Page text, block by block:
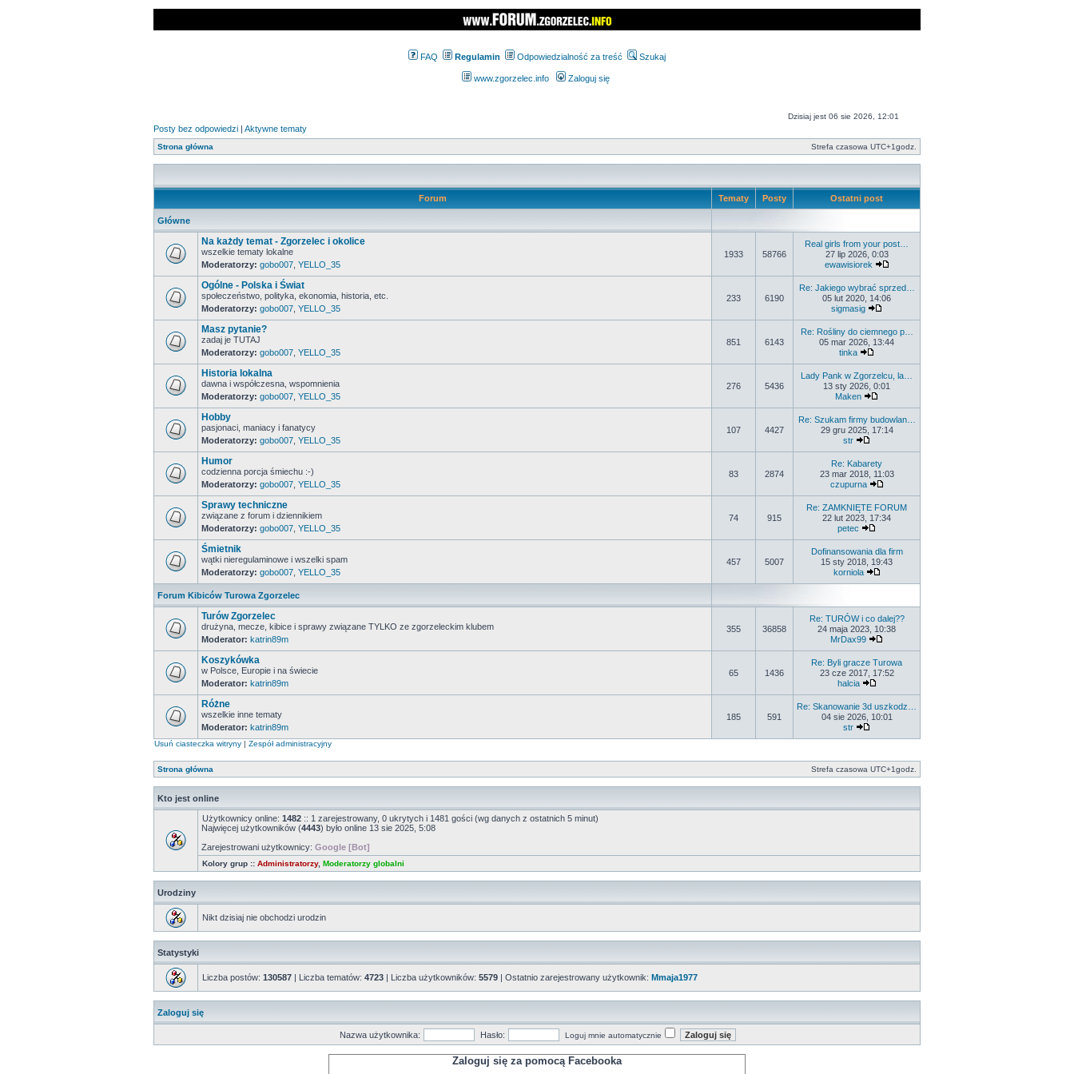
FAQ Regulamin Odpowiedzialność za treść Szukaj
www.zgorzelec.info Zaloguj się
Dzisiaj jest 06 sie 2026, 12:01
Posty bez odpowiedzi | Aktywne tematy
Strona główna Strefa czasowa UTC+1godz.
Forum Tematy Posty Ostatni post
Główne
Na każdy temat - Zgorzelec i okolice
wszelkie tematy lokalne
Moderatorzy: gobo007 YELLO_35
1933 58766
Real girls from your post…
27 lip 2026, 0:03
ewawisiorek
Ogólne - Polska i Świat
społeczeństwo, polityka, ekonomia, historia, etc.
Moderatorzy: gobo007 YELLO_35
233 6190
Re: Jakiego wybrać sprzed…
05 lut 2020, 14:06
sigmasig
Masz pytanie?
zadaj je TUTAJ
Moderatorzy: gobo007 YELLO_35
851 6143
Re: Rośliny do ciemnego p…
05 mar 2026, 13:44
tinka
Historia lokalna
dawna i współczesna, wspomnienia
Moderatorzy: gobo007 YELLO_35
276 5436
Lady Pank w Zgorzelcu, la…
13 sty 2026, 0:01
Maken
Hobby
pasjonaci, maniacy i fanatycy
Moderatorzy: gobo007 YELLO_35
107 4427
Re: Szukam firmy budowlan…
29 gru 2025, 17:14
str
Humor
codzienna porcja śmiechu :-)
Moderatorzy: gobo007 YELLO_35
83 2874
Re: Kabarety
23 mar 2018, 11:03
czupurna
Sprawy techniczne
związane z forum i dziennikiem
Moderatorzy: gobo007 YELLO_35
74 915
Re: ZAMKNIĘTE FORUM
22 lut 2023, 17:34
petec
Śmietnik
wątki nieregulaminowe i wszelki spam
Moderatorzy: gobo007 YELLO_35
457 5007
Dofinansowania dla firm
15 sty 2018, 19:43
korniola
Forum Kibiców Turowa Zgorzelec
Turów Zgorzelec
drużyna, mecze, kibice i sprawy związane TYLKO ze zgorzeleckim klubem
Moderator: katrin89m
355 36858
Re: TURÓW i co dalej??
24 maja 2023, 10:38
MrDax99
Koszykówka
w Polsce, Europie i na świecie
Moderator: katrin89m
65 1436
Re: Byli gracze Turowa
23 cze 2017, 17:52
halcia
Różne
wszelkie inne tematy
Moderator: katrin89m
185 591
Re: Skanowanie 3d uszkodz…
04 sie 2026, 10:01
str
Usuń ciasteczka witryny | Zespół administracyjny
Strona główna Strefa czasowa UTC+1godz.
Kto jest online
Użytkownicy online: 1482 :: 1 zarejestrowany, 0 ukrytych i 1481 gości (wg danych z ostatnich 5 minut)
Najwięcej użytkowników (4443) było online 13 sie 2025, 5:08
Zarejestrowani użytkownicy: Google [Bot]
Kolory grup :: Administratorzy, Moderatorzy globalni
Urodziny
Nikt dzisiaj nie obchodzi urodzin
Statystyki
Liczba postów: 130587 | Liczba tematów: 4723 | Liczba użytkowników: 5579 | Ostatnio zarejestrowany użytkownik: Mmaja1977
Zaloguj się
Nazwa użytkownika: Hasło: Loguj mnie automatycznie
Zaloguj się za pomocą Facebooka